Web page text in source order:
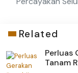
Related
Perluas
Tanam